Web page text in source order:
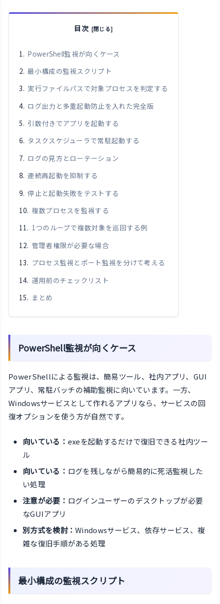
目次
PowerShell監視が向くケース
最小構成の監視スクリプト
実行ファイルパスで対象プロセスを判定する
ログ出力と多重起動防止を入れた完全版
引数付きでアプリを起動する
タスクスケジューラで常駐起動する
ログの見方とローテーション
連続再起動を抑制する
停止と起動失敗をテストする
複数プロセスを監視する
1つのループで複数対象を巡回する例
管理者権限が必要な場合
プロセス監視とポート監視を分けて考える
運用前のチェックリスト
まとめ
PowerShell監視が向くケース
PowerShellによる監視は、簡易ツール、社内アプリ、GUI
アプリ、常駐バッチの補助監視に向いています。一方、
Windowsサービスとして作れるアプリなら、サービスの回
復オプションを使う方が自然です。
向いている： exeを起動するだけで復旧できる社内ツー
ル
向いている： ログを残しながら簡易的に死活監視した
い処理
注意が必要： ログインユーザーのデスクトップが必要
なGUIアプリ
別方式を検討：Windowsサービス、依存サービス、複
雑な復旧手順がある処理
最小構成の監視スクリプト